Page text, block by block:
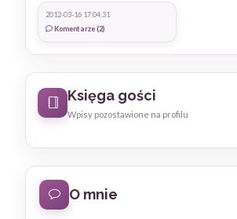
2012-03-16 17:04:31
Komentarze (2)
Księga gości
Wpisy pozostawione na profilu
O mnie